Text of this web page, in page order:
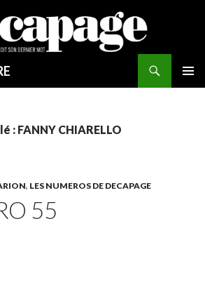
: FANNY CHIARELLO
, LES NUMEROS DE DECAPAGE
55